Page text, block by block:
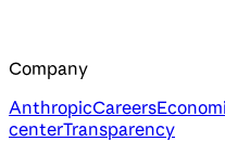
Company
AnthropicCareers
centerTransparency